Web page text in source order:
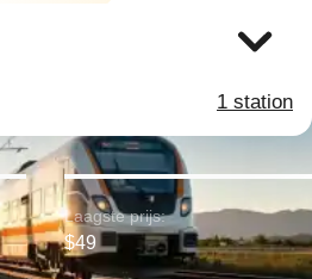
1 station
Laagste prijs:
$49